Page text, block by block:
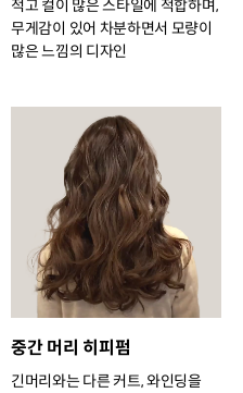
적고 컬이 많은 스타일에 적합하며,
무게감이 있어 차분하면서 모량이
많은 느낌의 디자인
중간 머리 히피펌
긴머리와는 다른 커트, 와인딩을